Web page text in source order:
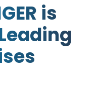
is